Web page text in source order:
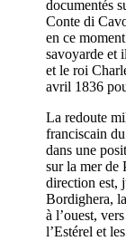
documentés
Conte di
en ce
savoyarde et
et le roi
avril 1836
La redoute
franciscain
dans une
sur la mer de
direction est,
Bordighera,
à l’ouest,
l’Estérel et